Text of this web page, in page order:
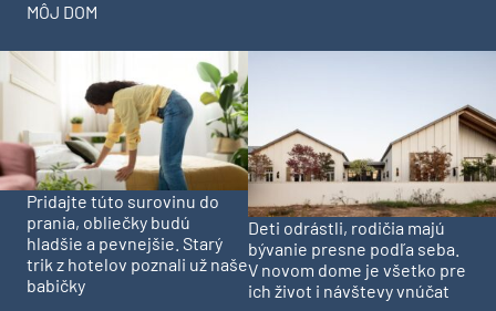
MÔJ DOM
Pridajte túto surovinu do
prania, obliečky budú
hladšie a pevnejšie. Starý
trik z hotelov poznali už naše
babičky
Deti odrástli, rodičia majú
bývanie presne podľa seba.
V novom dome je všetko pre
ich život i návštevy vnúčat